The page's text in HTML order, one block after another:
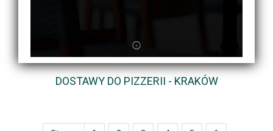
DOSTAWY DO PIZZERII - KRAKÓW